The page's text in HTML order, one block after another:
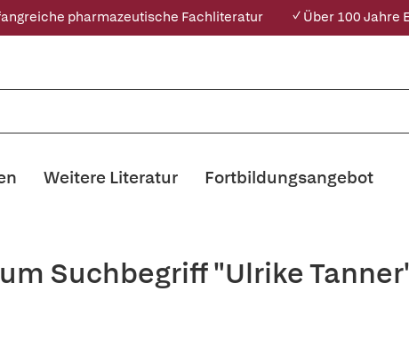
pharmazeutische Fachliteratur ✓ Über 100 Jahre
Weitere Literatur Fortbildungsangebot
Suchbegriff "Ulrike